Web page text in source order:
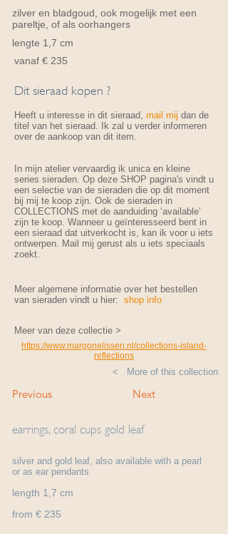
zilver en bladgoud, ook mogelijk met een
pareltje, of als oorhangers
lengte 1,7 cm
vanaf € 235
Dit sieraad kopen ?
Heeft u interesse in dit sieraad, mail mij dan de
titel van het sieraad. Ik zal u verder informeren
over de aankoop van dit item.
In mijn atelier vervaardig ik unica en kleine
series sieraden. Op deze SHOP pagina's vindt u
een selectie van de sieraden die op dit moment
bij mij te koop zijn. Ook de sieraden in
COLLECTIONS met de aanduiding ‘available’
zijn te koop. Wanneer u geïnteresseerd bent in
een sieraad dat uitverkocht is, kan ik voor u iets
ontwerpen. Mail mij gerust als u iets speciaals
zoekt.
Meer algemene informatie over het bestellen
van sieraden vindt u hier: shop info
Meer van deze collectie >
https://www.margonelissen.nl/collections-island-
reflections
< More of this collection
Previous Next
earrings, coral cups gold leaf
silver and gold leaf, also available with a pearl
or as ear pendants
length 1,7 cm
from € 235